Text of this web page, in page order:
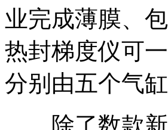
业完成薄膜、
热封梯度仪可
分别由五个气
除了数款新